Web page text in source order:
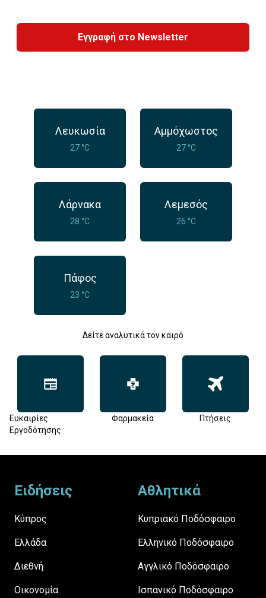
Εγγραφή στο Newsletter
Λευκωσία
27 °C
Αμμόχωστος
27 °C
Λάρνακα
28 °C
Λεμεσός
26 °C
Πάφος
23 °C
Δείτε αναλυτικά τον καιρό
Ευκαιρίες
Εργοδότησης
Φαρμακεία Πτήσεις
Ειδήσεις
Κύπρος
Ελλάδα
Διεθνή
Οικονομία
Αθλητικά
Κυπριακό Ποδόσφαιρο
Ελληνικό Ποδόσφαιρο
Αγγλικό Ποδόσφαιρο
Ισπανικό Ποδόσφαιρο